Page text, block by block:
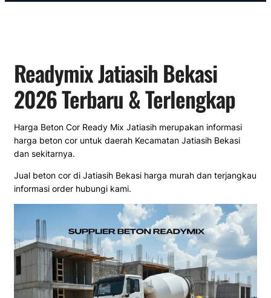
Readymix Jatiasih Bekasi
2026 Terbaru & Terlengkap
Harga Beton Cor Ready Mix Jatiasih merupakan informasi
harga beton cor untuk daerah Kecamatan Jatiasih Bekasi
dan sekitarnya.
Jual beton cor di Jatiasih Bekasi harga murah dan terjangkau
informasi order hubungi kami.